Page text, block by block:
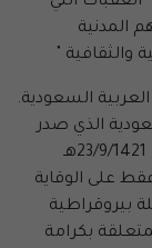
المدنية
والثقافية "
السعودية.
الذي صدر
بموجب المرسوم الملكي بالرقم (م/37) والتاريخ 23/9/1421هـ
على الوقاية
بيروقراطية
بكرامة